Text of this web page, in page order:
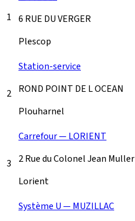
1 6 RUE DU VERGER
Plescop
2
Station-service
ROND POINT DE L OCEAN
Plouharnel
3
Carrefour — LORIENT
2 Rue du Colonel Jean Muller
Lorient
Système U — MUZILLAC